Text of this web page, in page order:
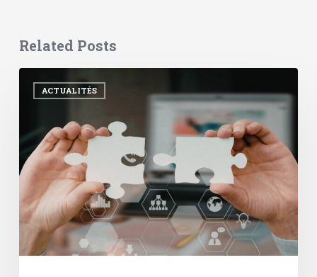
Related Posts
ACTUALITÉS
Reprendre
contrôle
Système
d’Information,
un
enjeu
devenu
stratégique
pour
les
ESSMS